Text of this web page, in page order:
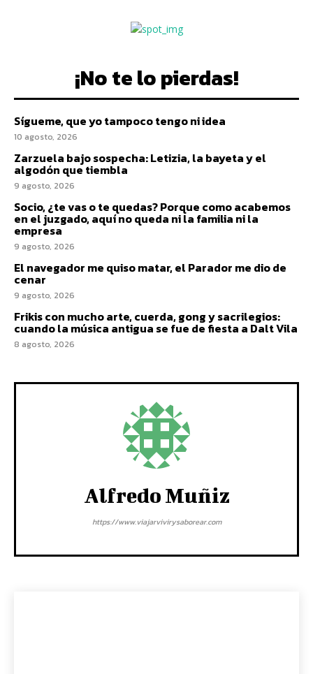
¡No te lo pierdas!
Sígueme, que yo tampoco tengo ni idea
10 agosto, 2026
Zarzuela bajo sospecha: Letizia, la bayeta y el
algodón que tiembla
9 agosto, 2026
Socio, ¿te vas o te quedas? Porque como acabemos
en el juzgado, aquí no queda ni la familia ni la
empresa
9 agosto, 2026
El navegador me quiso matar, el Parador me dio de
cenar
9 agosto, 2026
Frikis con mucho arte, cuerda, gong y sacrilegios:
cuando la música antigua se fue de fiesta a Dalt Vila
8 agosto, 2026
Alfredo Muñiz
https://www.viajarvivirysaborear.com